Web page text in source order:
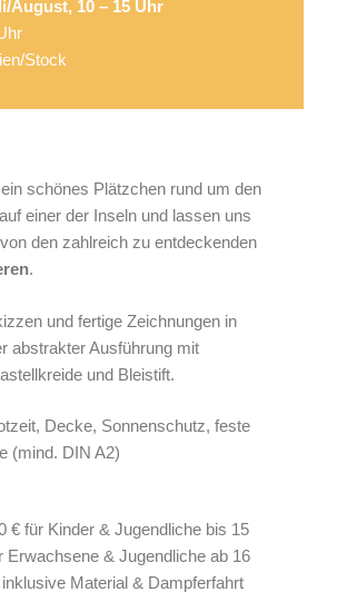
August, 10 – 15 Uhr
Stock
schönes Plätzchen rund um den
einer der Inseln und lassen uns
von den zahlreich zu entdeckenden
.
und fertige Zeichnungen in
abstrakter Ausführung mit
und Bleistift.
Decke, Sonnenschutz, feste
(mind. DIN A2)
€ für Kinder & Jugendliche bis 15
Erwachsene & Jugendliche ab 16
Material & Dampferfahrt